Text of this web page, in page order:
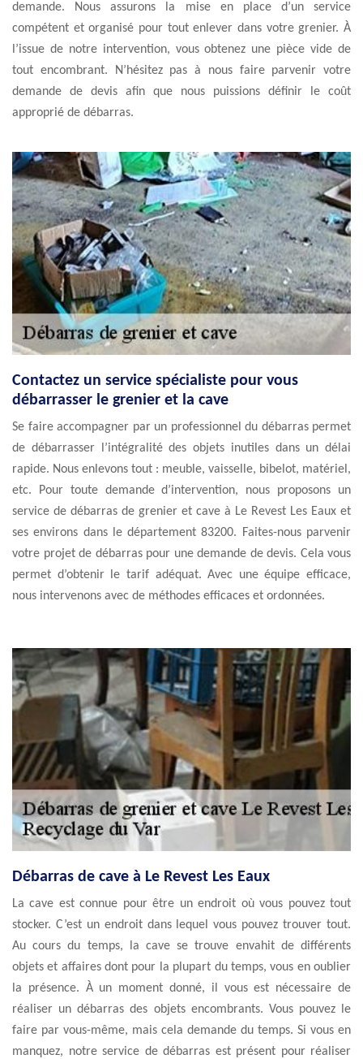
demande. Nous assurons la mise en place d’un service
compétent et organisé pour tout enlever dans votre grenier. À
l’issue de notre intervention, vous obtenez une pièce vide de
tout encombrant. N’hésitez pas à nous faire parvenir votre
demande de devis afin que nous puissions définir le coût
approprié de débarras.
Contactez un service spécialiste pour vous
débarrasser le grenier et la cave
Se faire accompagner par un professionnel du débarras permet
de débarrasser l’intégralité des objets inutiles dans un délai
rapide. Nous enlevons tout : meuble, vaisselle, bibelot, matériel,
etc. Pour toute demande d’intervention, nous proposons un
service de débarras de grenier et cave à Le Revest Les Eaux et
ses environs dans le département 83200. Faites-nous parvenir
votre projet de débarras pour une demande de devis. Cela vous
permet d’obtenir le tarif adéquat. Avec une équipe efficace,
nous intervenons avec de méthodes efficaces et ordonnées.
Débarras de cave à Le Revest Les Eaux
La cave est connue pour être un endroit où vous pouvez tout
stocker. C’est un endroit dans lequel vous pouvez trouver tout.
Au cours du temps, la cave se trouve envahit de différents
objets et affaires dont pour la plupart du temps, vous en oublier
la présence. À un moment donné, il vous est nécessaire de
réaliser un débarras des objets encombrants. Vous pouvez le
faire par vous-même, mais cela demande du temps. Si vous en
manquez, notre service de débarras est présent pour réaliser